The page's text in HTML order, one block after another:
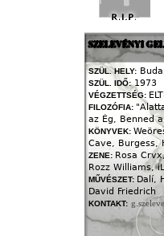
SZELEVÉNYI
SZÜL. HELY:
SZÜL. IDŐ: 1973
VÉGZETTSÉG:
FILOZÓFIA:
az Ég, Benned
KÖNYVEK:
Cave, Burgess,
ZENE: Rosa
Rozz Williams,
MŰVÉSZET: Dalí,
David Friedrich
KONTAKT: